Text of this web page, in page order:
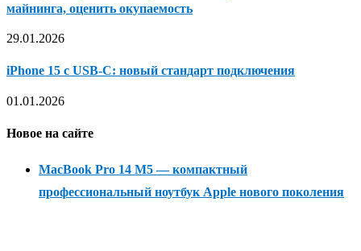
майнинга, оценить окупаемость
29.01.2026
iPhone 15 с USB-C: новый стандарт подключения
01.01.2026
Новое на сайте
MacBook Pro 14 M5 — компактный
профессиональный ноутбук Apple нового поколения